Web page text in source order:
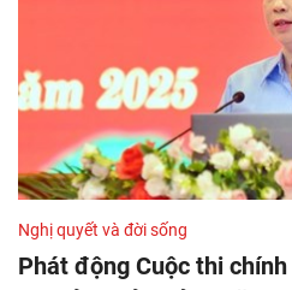
Nghị quyết và đời sống
Phát động Cuộc thi